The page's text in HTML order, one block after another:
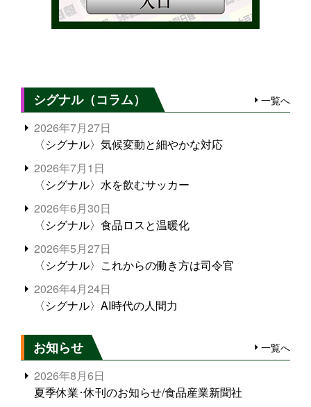
シグナル（コラム） 一覧へ
2026年7月27日
〈シグナル〉気候変動と細やかな対応
2026年7月1日
〈シグナル〉水を飲むサッカー
2026年6月30日
〈シグナル〉食品ロスと温暖化
2026年5月27日
〈シグナル〉これからの働き方は司令官
2026年4月24日
〈シグナル〉AI時代の人間力
お知らせ 一覧へ
2026年8月6日
夏季休業･休刊のお知らせ/食品産業新聞社